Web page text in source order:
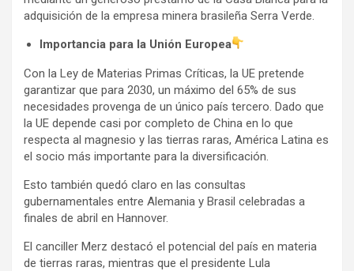
adquisición de la empresa minera brasileña Serra Verde.
Importancia para la Unión Europea
Con la Ley de Materias Primas Críticas, la UE pretende
garantizar que para 2030, un máximo del 65% de sus
necesidades provenga de un único país tercero. Dado que
la UE depende casi por completo de China en lo que
respecta al magnesio y las tierras raras, América Latina es
el socio más importante para la diversificación.
Esto también quedó claro en las consultas
gubernamentales entre Alemania y Brasil celebradas a
finales de abril en Hannover.
El canciller Merz destacó el potencial del país en materia
de tierras raras, mientras que el presidente Lula